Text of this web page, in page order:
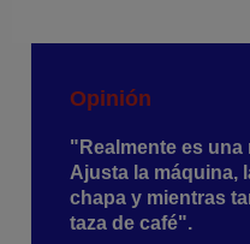
Opinión
"Realmente es
Ajusta la máquina,
chapa y mientras
taza de café".